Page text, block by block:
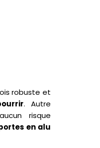
robuste et
. Autre
risque
en alu